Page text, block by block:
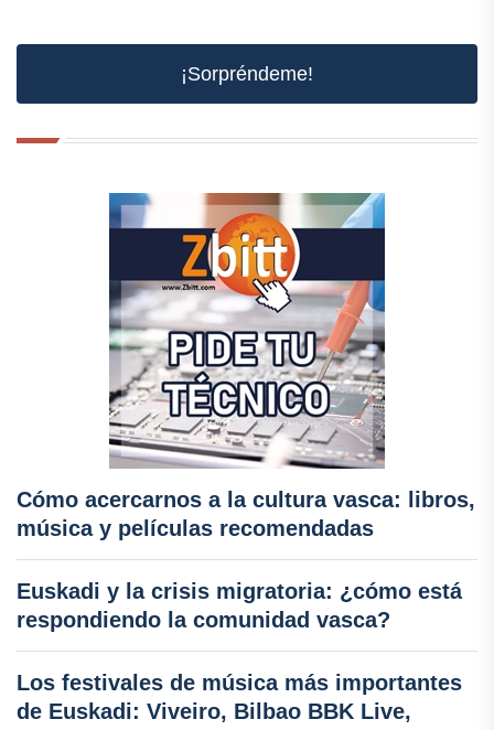
¡Sorpréndeme!
Cómo acercarnos a la cultura vasca: libros,
música y películas recomendadas
Euskadi y la crisis migratoria: ¿cómo está
respondiendo la comunidad vasca?
Los festivales de música más importantes
de Euskadi: Viveiro, Bilbao BBK Live,